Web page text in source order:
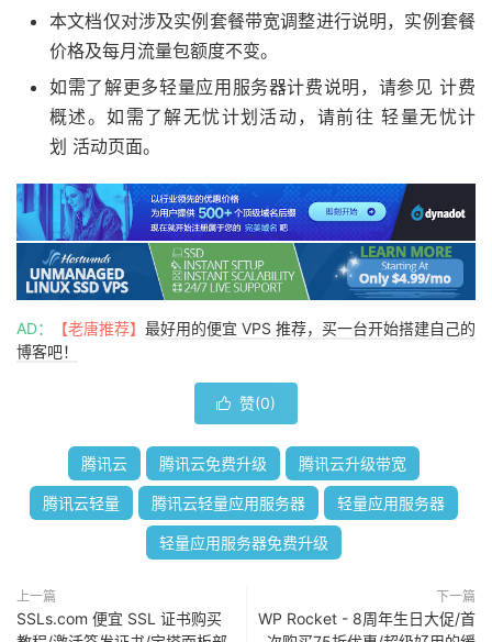
本文档仅对涉及实例套餐带宽调整进行说明，实例套餐
价格及每月流量包额度不变。
如需了解更多轻量应用服务器计费说明，请参见 计费
概述。如需了解无忧计划活动，请前往 轻量无忧计
划 活动页面。
AD： 【老唐推荐】 最好用的便宜 VPS 推荐，买一台开始搭建自己的
博客吧！
 赞(0)
腾讯云 腾讯云免费升级 腾讯云升级带宽
腾讯云轻量 腾讯云轻量应用服务器 轻量应用服务器
轻量应用服务器免费升级
上一篇
SSLs.com 便宜 SSL 证书购买
下一篇
WP Rocket - 8周年生日大促/首